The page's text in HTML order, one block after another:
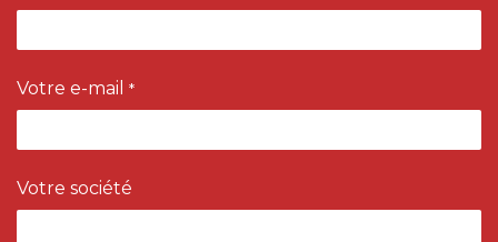
Votre e-mail *
Votre société